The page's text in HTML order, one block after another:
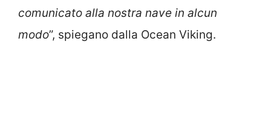
comunicato alla nostra nave in alcun
modo”, spiegano dalla Ocean Viking.